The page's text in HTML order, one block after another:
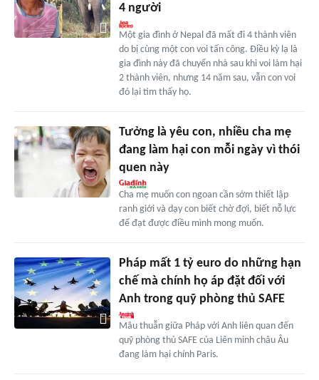
4 người
Một gia đình ở Nepal đã mất đi 4 thành viên
do bị cùng một con voi tấn công. Điều kỳ lạ là
gia đình này đã chuyển nhà sau khi voi làm hại
2 thành viên, nhưng 14 năm sau, vẫn con voi
đó lại tìm thấy họ.
Tưởng là yêu con, nhiều cha mẹ
đang làm hại con mỗi ngày vì thói
quen này
Cha mẹ muốn con ngoan cần sớm thiết lập
ranh giới và dạy con biết chờ đợi, biết nỗ lực
để đạt được điều mình mong muốn.
Pháp mất 1 tỷ euro do những hạn
chế mà chính họ áp đặt đối với
Anh trong quỹ phòng thủ SAFE
Mâu thuẫn giữa Pháp với Anh liên quan đến
quỹ phòng thủ SAFE của Liên minh châu Âu
đang làm hại chính Paris.